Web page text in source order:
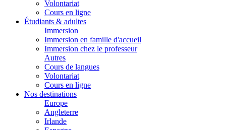
Volontariat
Cours en ligne
Étudiants & adultes
Immersion
Immersion en famille d'accueil
Immersion chez le professeur
Autres
Cours de langues
Volontariat
Cours en ligne
Nos destinations
Europe
Angleterre
Irlande